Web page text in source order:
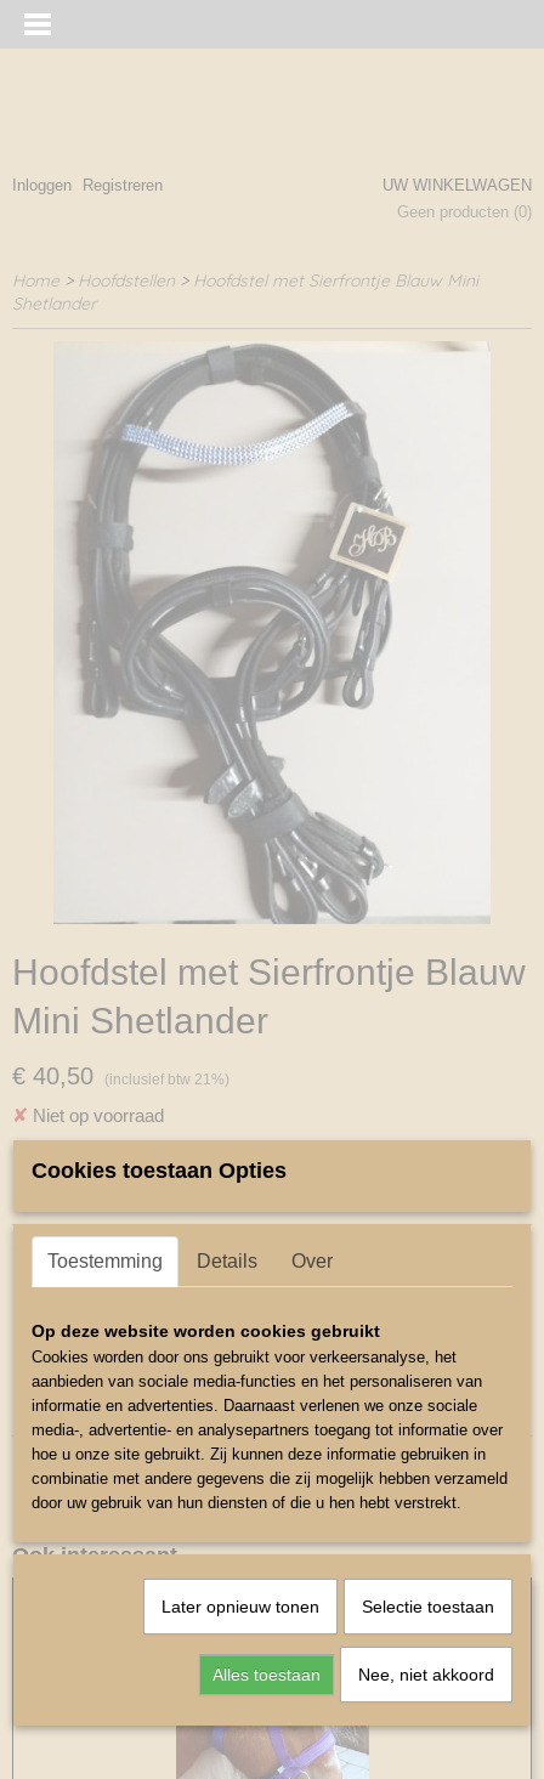
Inloggen Registreren
UW WINKELWAGEN
Geen producten (0)
Home > Hoofdstellen > Hoofdstel met Sierfrontje Blauw Mini
Shetlander
Hoofdstel met Sierfrontje Blauw
Mini Shetlander
€ 40,50 (inclusief btw 21%)
✘ Niet op voorraad
Productcode
Omschrijving
Luxe Hoofdstel met sierfrontje
Hoofdstel met sierfrontje Blauwe steentjes
Maat Mini Shetlander
Ook interessant
Cookies toestaan Opties
Toestemming Details Over
Op deze website worden cookies gebruikt
Cookies worden door ons gebruikt voor verkeersanalyse, het
aanbieden van sociale media-functies en het personaliseren van
informatie en advertenties. Daarnaast verlenen we onze sociale
media-, advertentie- en analysepartners toegang tot informatie over
hoe u onze site gebruikt. Zij kunnen deze informatie gebruiken in
combinatie met andere gegevens die zij mogelijk hebben verzameld
door uw gebruik van hun diensten of die u hen hebt verstrekt.
Later opnieuw tonen Selectie toestaan
Alles toestaan Nee, niet akkoord